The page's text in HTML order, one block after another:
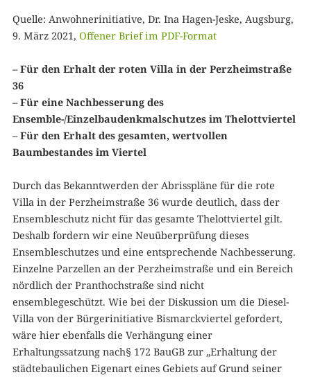
Quelle: Anwohnerinitiative, Dr. Ina Hagen-Jeske, Augsburg,
9. März 2021, Offener Brief im PDF-Format
– Für den Erhalt der roten Villa in der Perzheimstraße
36
– Für eine Nachbesserung des
Ensemble-/Einzelbaudenkmalschutzes im Thelottviertel
– Für den Erhalt des gesamten, wertvollen
Baumbestandes im Viertel
Durch das Bekanntwerden der Abrisspläne für die rote
Villa in der Perzheimstraße 36 wurde deutlich, dass der
Ensembleschutz nicht für das gesamte Thelottviertel gilt.
Deshalb fordern wir eine Neuüberprüfung dieses
Ensembleschutzes und eine entsprechende Nachbesserung.
Einzelne Parzellen an der Perzheimstraße und ein Bereich
nördlich der Pranthochstraße sind nicht
ensemblegeschützt. Wie bei der Diskussion um die Diesel-
Villa von der Bürgerinitiative Bismarckviertel gefordert,
wäre hier ebenfalls die Verhängung einer
Erhaltungssatzung nach§ 172 BauGB zur „Erhaltung der
städtebaulichen Eigenart eines Gebiets auf Grund seiner